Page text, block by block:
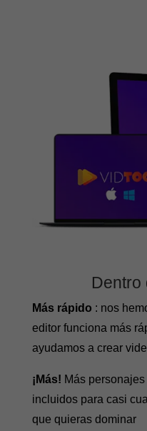
Dentro
Más rápido : nos
editor funciona más
ayudamos a crear
¡Más! Más
incluidos para casi
que quieras dominar